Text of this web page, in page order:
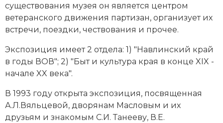
Новая история
Новейшая история
Нумизматика
Образование
Общественные объединения и организации
Политическая история
существования музея он является центром
ветеранского движения партизан, организует их
встречи, поездки, чествования и прочее.
Экспозиция имеет 2 отдела: 1) "Навлинский край
в годы ВОВ"; 2) "Быт и культура края в конце XIX -
начале XX века".
В 1993 году открыта экспозиция, посвященная
А.Л.Вяльцевой, дворянам Масловым и их
друзьям и знакомым С.И. Танееву, В.Е.